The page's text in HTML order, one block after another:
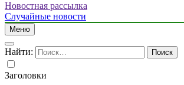
Новостная рассылка
Случайные новости
Меню
Найти:
Заголовки